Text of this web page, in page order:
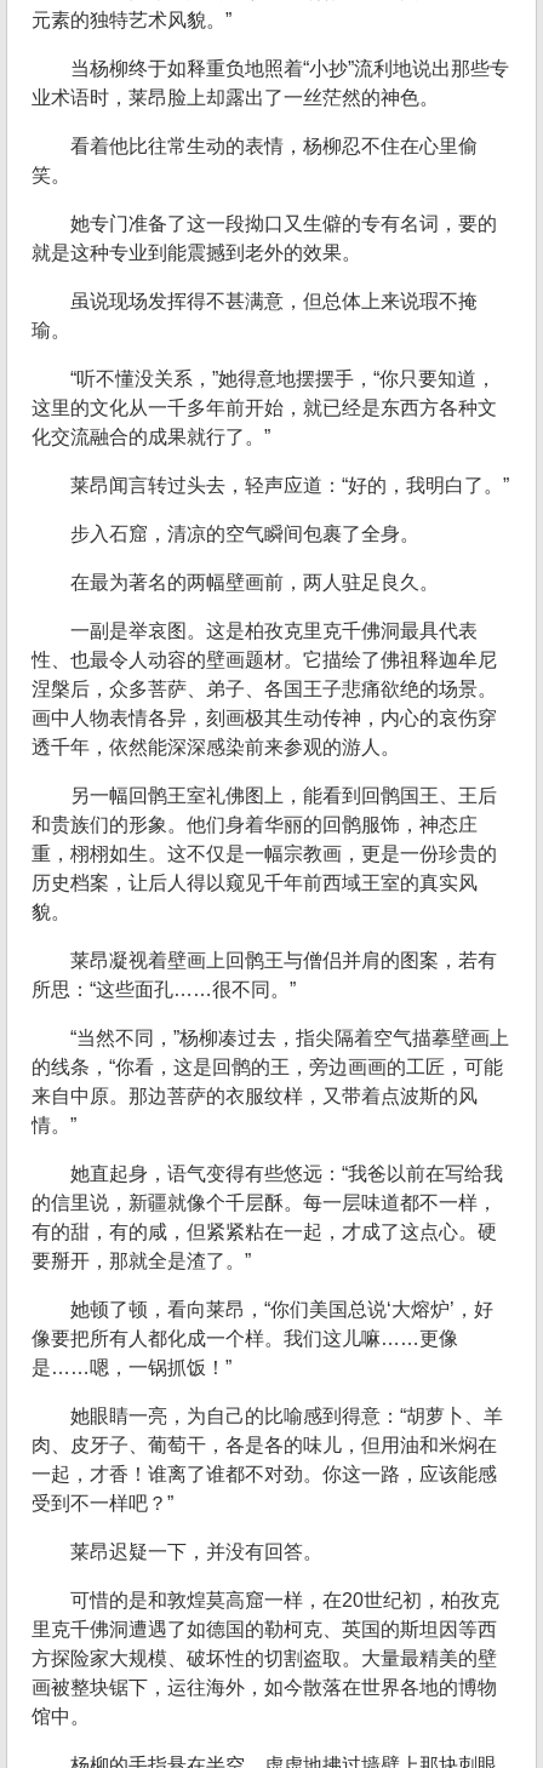
元素的独特艺术风貌。”
当杨柳终于如释重负地照着“小抄”流利地说出那些专
业术语时，莱昂脸上却露出了一丝茫然的神色。
看着他比往常生动的表情，杨柳忍不住在心里偷
笑。
她专门准备了这一段拗口又生僻的专有名词，要的
就是这种专业到能震撼到老外的效果。
虽说现场发挥得不甚满意，但总体上来说瑕不掩
瑜。
“听不懂没关系，”她得意地摆摆手，“你只要知道，
这里的文化从一千多年前开始，就已经是东西方各种文
化交流融合的成果就行了。”
莱昂闻言转过头去，轻声应道：“好的，我明白了。”
步入石窟，清凉的空气瞬间包裹了全身。
在最为著名的两幅壁画前，两人驻足良久。
一副是举哀图。这是柏孜克里克千佛洞最具代表
性、也最令人动容的壁画题材。它描绘了佛祖释迦牟尼
涅槃后，众多菩萨、弟子、各国王子悲痛欲绝的场景。
画中人物表情各异，刻画极其生动传神，内心的哀伤穿
透千年，依然能深深感染前来参观的游人。
另一幅回鹘王室礼佛图上，能看到回鹘国王、王后
和贵族们的形象。他们身着华丽的回鹘服饰，神态庄
重，栩栩如生。这不仅是一幅宗教画，更是一份珍贵的
历史档案，让后人得以窥见千年前西域王室的真实风
貌。
莱昂凝视着壁画上回鹘王与僧侣并肩的图案，若有
所思：“这些面孔……很不同。”
“当然不同，”杨柳凑过去，指尖隔着空气描摹壁画上
的线条，“你看，这是回鹘的王，旁边画画的工匠，可能
来自中原。那边菩萨的衣服纹样，又带着点波斯的风
情。”
她直起身，语气变得有些悠远：“我爸以前在写给我
的信里说，新疆就像个千层酥。每一层味道都不一样，
有的甜，有的咸，但紧紧粘在一起，才成了这点心。硬
要掰开，那就全是渣了。”
她顿了顿，看向莱昂，“你们美国总说‘大熔炉’，好
像要把所有人都化成一个样。我们这儿嘛……更像
是……嗯，一锅抓饭！”
她眼睛一亮，为自己的比喻感到得意：“胡萝卜、羊
肉、皮牙子、葡萄干，各是各的味儿，但用油和米焖在
一起，才香！谁离了谁都不对劲。你这一路，应该能感
受到不一样吧？”
莱昂迟疑一下，并没有回答。
可惜的是和敦煌莫高窟一样，在20世纪初，柏孜克
里克千佛洞遭遇了如德国的勒柯克、英国的斯坦因等西
方探险家大规模、破坏性的切割盗取。大量最精美的壁
画被整块锯下，运往海外，如今散落在世界各地的博物
馆中。